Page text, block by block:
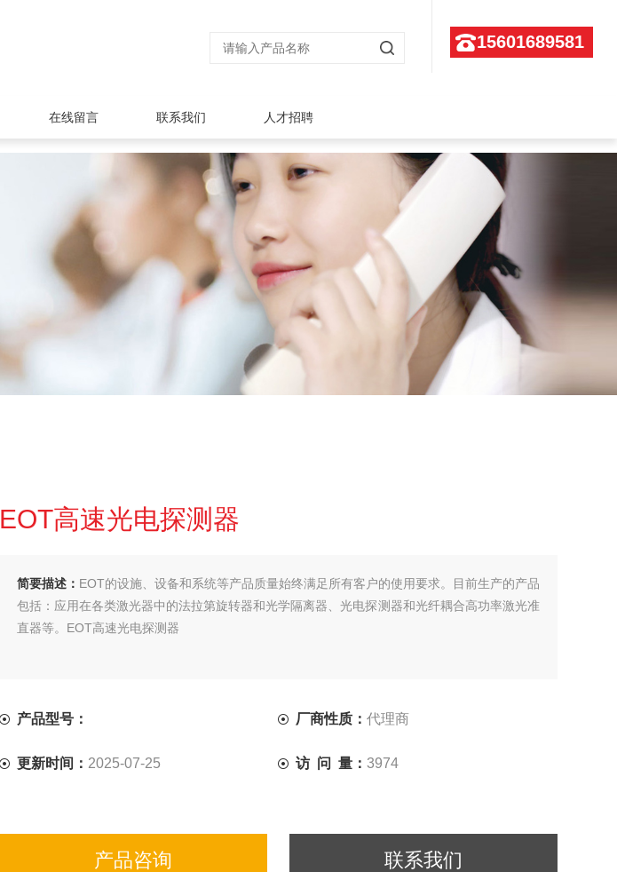
15601689581
在线留言 联系我们 人才招聘
EOT高速光电探测器
简要描述： EOT的设施、设备和系统等产品质量始终满足所有客户的使用要求。目前生产的产品
包括：应用在各类激光器中的法拉第旋转器和光学隔离器、光电探测器和光纤耦合高功率激光准
直器等。EOT高速光电探测器
产品型号： 厂商性质：代理商
更新时间： 2025-07-25 访 问 量：3974
产品咨询 联系我们